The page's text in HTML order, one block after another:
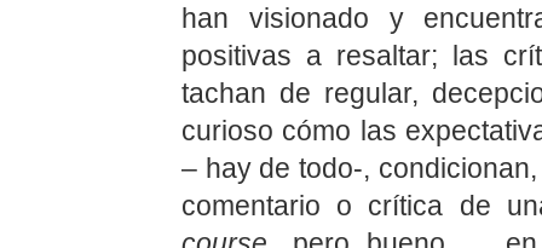
han visionado y
positivas a resaltar; las
tachan de regular,
curioso cómo las
– hay de todo-,
comentario o crítica de